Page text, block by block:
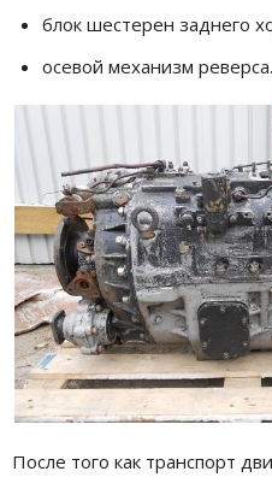
блок шестерен заднего
осевой механизм реверса.
После того как транспорт